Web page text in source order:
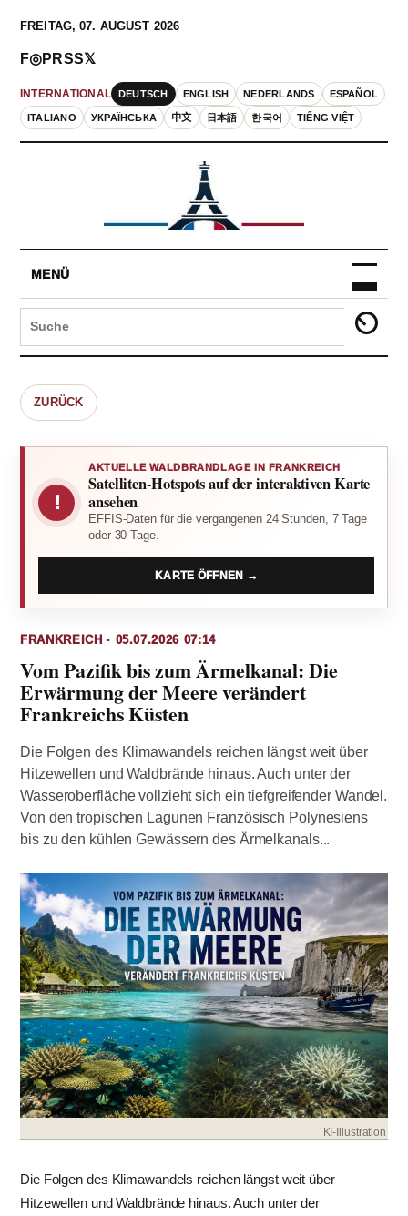
FREITAG, 07. AUGUST 2026
INTERNATIONAL DEUTSCH ENGLISH NEDERLANDS ESPAÑOL
ITALIANO УКРАЇНСЬКА 中文 日本語 한국어 TIẾNG VIỆT
F◎PRSS𝕏
MENÜ
ZURÜCK
!
AKTUELLE WALDBRANDLAGE IN FRANKREICH
Satelliten-Hotspots auf der interaktiven Karte
ansehen
EFFIS-Daten für die vergangenen 24 Stunden, 7 Tage
oder 30 Tage.
KARTE ÖFFNEN →
FRANKREICH · 05.07.2026 07:14
Vom Pazifik bis zum Ärmelkanal: Die
Erwärmung der Meere verändert
Frankreichs Küsten
Die Folgen des Klimawandels reichen längst weit über
Hitzewellen und Waldbrände hinaus. Auch unter der
Wasseroberfläche vollzieht sich ein tiefgreifender Wandel.
Von den tropischen Lagunen Französisch Polynesiens
bis zu den kühlen Gewässern des Ärmelkanals...
KI-Illustration
Die Folgen des Klimawandels reichen längst weit über
Hitzewellen und Waldbrände hinaus. Auch unter der